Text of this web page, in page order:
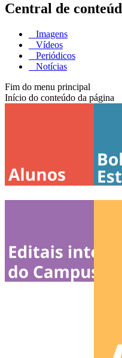
Central de
Imagens
Vídeos
Periódicos
Notícias
Fim do menu principal
Início do conteúdo da página